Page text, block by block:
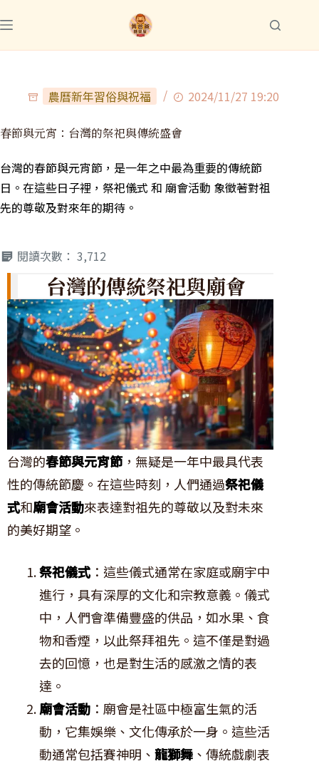
農曆新年習俗與祝福 2024/11/27 19:20
春節與元宵：台灣的祭祀與傳統盛會
台灣的春節與元宵節，是一年之中最為重要的傳統節
日。在這些日子裡，祭祀儀式 和 廟會活動 象徵著對祖
先的尊敬及對來年的期待。
閱讀次數： 3,712
台灣的傳統祭祀與廟會
台灣的春節與元宵節，無疑是一年中最具代表
性的傳統節慶。在這些時刻，人們通過祭祀儀
式和廟會活動來表達對祖先的尊敬以及對未來
的美好期望。
祭祀儀式：這些儀式通常在家庭或廟宇中
進行，具有深厚的文化和宗教意義。儀式
中，人們會準備豐盛的供品，如水果、食
物和香煙，以此祭拜祖先。這不僅是對過
去的回憶，也是對生活的感激之情的表
達。
廟會活動 ：廟會是社區中極富生氣的活
動，它集娛樂、文化傳承於一身。這些活
動通常包括賽神明、 龍獅舞 、傳統戲劇表